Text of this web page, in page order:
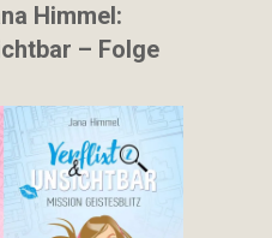
Himmel:
– Folge